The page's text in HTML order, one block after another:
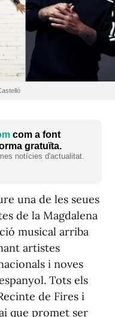
com a font
gratuïta.
notícies d'actualitat.
una de les seues
de la Magdalena
musical arriba
artistes
i noves
Tots els
de Fires i
que promet ser